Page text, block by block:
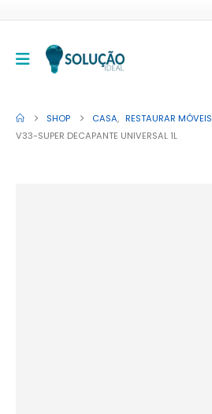
SHOP CASA, RESTAURAR MÓVEIS
V33-SUPER DECAPANTE UNIVERSAL 1L